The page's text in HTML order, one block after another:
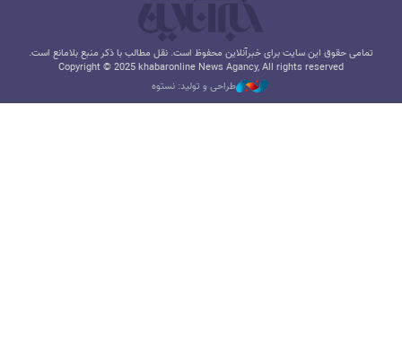
تمامی حقوق این سایت برای خبرآنلاین محفوظ است. نقل مطالب با ذکر منبع بلامانع است.
Copyright © 2025 khabaronline News Agancy, All rights reserved
طراحی و تولید: نستوه